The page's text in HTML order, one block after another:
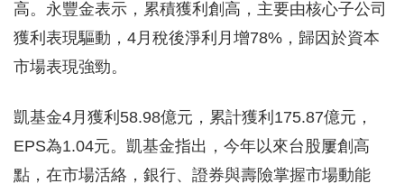
高。永豐金表示，累積獲利創高，主要由核心子公司
獲利表現驅動，4月稅後淨利月增78%，歸因於資本
市場表現強勁。
凱基金4月獲利58.98億元，累計獲利175.87億元，
EPS為1.04元。凱基金指出，今年以來台股屢創高
點，在市場活絡，銀行、證券與壽險掌握市場動能